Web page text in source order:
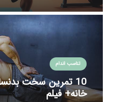
تناسب اندام
10 تمرین سخت
خانه+ فیلم